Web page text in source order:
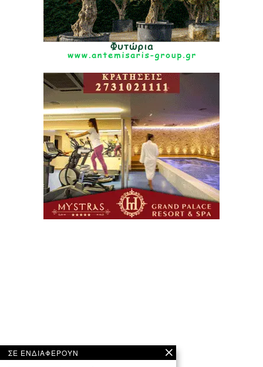
ΣΕ ΕΝΔΙΑΦΕΡΟΥΝ